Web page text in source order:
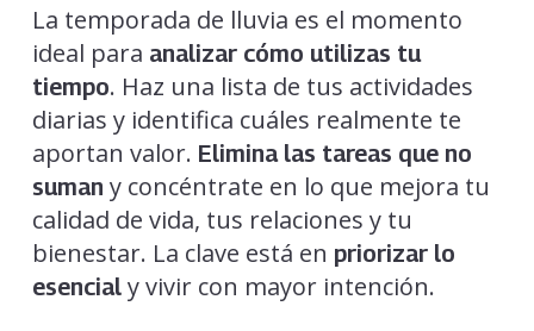
La temporada de lluvia es el momento
ideal para analizar cómo utilizas tu
tiempo. Haz una lista de tus actividades
diarias y identifica cuáles realmente te
aportan valor. Elimina las tareas que no
suman y concéntrate en lo que mejora tu
calidad de vida, tus relaciones y tu
bienestar. La clave está en priorizar lo
esencialy vivir con mayor intención.